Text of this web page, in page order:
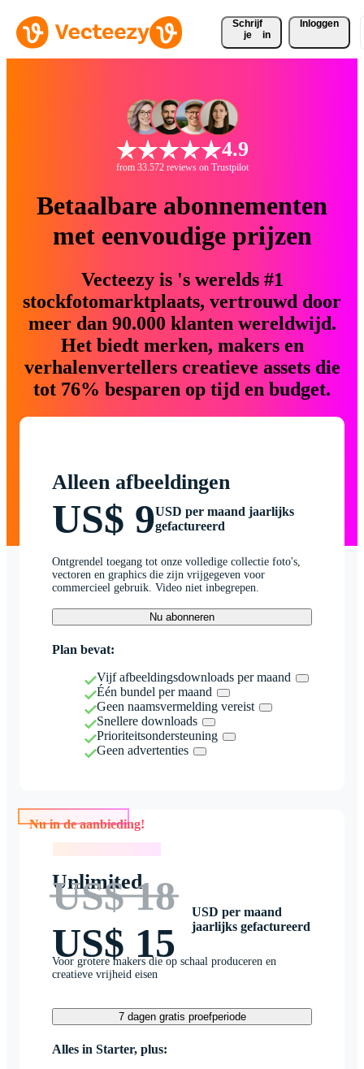
Schrijf
je
in
Inloggen
4.9
from 33.572 reviews on Trustpilot
Betaalbare abonnementen
met eenvoudige prijzen
Vecteezy is 's werelds #1
stockfotomarktplaats, vertrouwd door
meer dan 90.000 klanten wereldwijd.
Het biedt merken, makers en
verhalenvertellers creatieve assets die
tot 76% besparen op tijd en budget.
Alleen afbeeldingen
US$ 9USD per maand jaarlijks
gefactureerd
Ontgrendel toegang tot onze volledige collectie foto's,
vectoren en graphics die zijn vrijgegeven voor
commercieel gebruik. Video niet inbegrepen.
Nu abonneren
Plan bevat:
Vijf afbeeldingsdownloads per maand
Één bundel per maand
Geen naamsvermelding vereist
Snellere downloads
Prioriteitsondersteuning
Geen advertenties
Nu in de aanbieding!
Unlimited
US$ 18
US$ 15
USD per maand
jaarlijks gefactureerd
Voor grotere makers die op schaal produceren en
creatieve vrijheid eisen
7 dagen gratis proefperiode
Alles in Starter, plus: